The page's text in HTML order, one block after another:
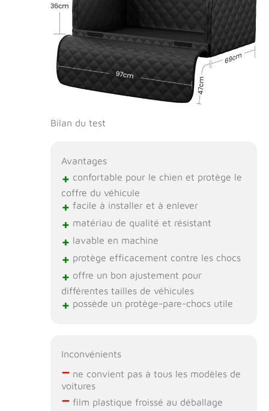
Bilan du test
Avantages
+ confortable pour le chien et protège le
coffre du véhicule
+ facile à installer et à enlever
+ matériau de qualité et résistant
+ lavable en machine
+ protège efficacement contre les chocs
+ offre un bon ajustement pour
différentes tailles de véhicules
+ possède un protège-pare-chocs utile
Inconvénients
–ne convient pas à tous les modèles de
voitures
–film plastique froissé au déballage